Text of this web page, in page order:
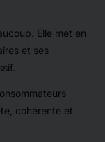
Elle met en
et ses
cohérente et